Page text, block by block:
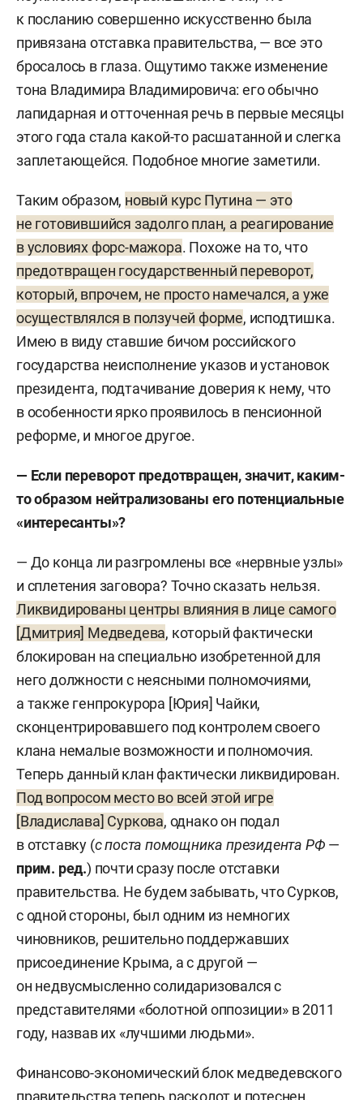
к посланию совершенно искусственно была
привязана отставка правительства, — все это
бросалось в глаза. Ощутимо также изменение
тона Владимира Владимировича: его обычно
лапидарная и отточенная речь в первые месяцы
этого года стала какой-то расшатанной и слегка
заплетающейся. Подобное многие заметили.
Таким образом, новый курс Путина — это
не готовившийся задолго план, а реагирование
в условиях форс-мажора. Похоже на то, что
предотвращен государственный переворот,
который, впрочем, не просто намечался, а уже
осуществлялся в ползучей форме, исподтишка.
Имею в виду ставшие бичом российского
государства неисполнение указов и установок
президента, подтачивание доверия к нему, что
в особенности ярко проявилось в пенсионной
реформе, и многое другое.
— Если переворот предотвращен, значит, каким-
то образом нейтрализованы его потенциальные
«интересанты»?
— До конца ли разгромлены все «нервные узлы»
и сплетения заговора? Точно сказать нельзя.
Ликвидированы центры влияния в лице самого
[Дмитрия] Медведева, который фактически
блокирован на специально изобретенной для
него должности с неясными полномочиями,
а также генпрокурора [Юрия] Чайки,
сконцентрировавшего под контролем своего
клана немалые возможности и полномочия.
Теперь данный клан фактически ликвидирован.
Под вопросом место во всей этой игре
[Владислава] Суркова, однако он подал
в отставку (с поста помощника президента РФ —
прим. ред.) почти сразу после отставки
правительства. Не будем забывать, что Сурков,
с одной стороны, был одним из немногих
чиновников, решительно поддержавших
присоединение Крыма, а с другой —
он недвусмысленно солидаризовался с
представителями «болотной оппозиции» в 2011
году, назвав их «лучшими людьми».
Финансово-экономический блок медведевского